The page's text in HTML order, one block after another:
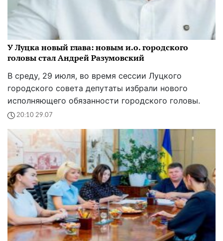
У Луцка новый глава: новым и.о. городского
головы стал Андрей Разумовский
В среду, 29 июля, во время сессии Луцкого
городского совета депутаты избрали нового
исполняющего обязанности городского головы.
20:10 29.07